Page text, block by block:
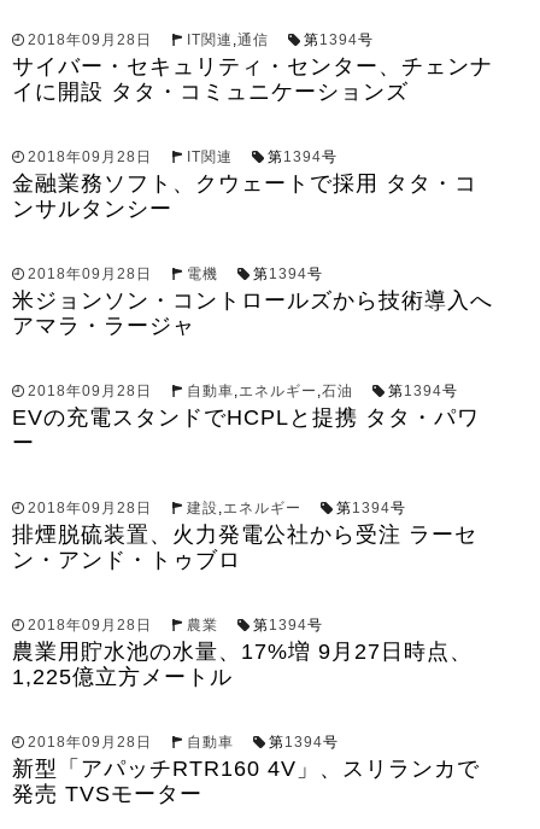
2018年09月28日 IT関連 ,通信 第1394号
サイバー・セキュリティ・センター、チェンナ
イに開設 タタ・コミュニケーションズ
2018年09月28日 IT関連 第1394号
金融業務ソフト、クウェートで採用 タタ・コ
ンサルタンシー
2018年09月28日 電機 第1394号
米ジョンソン・コントロールズから技術導入へ
アマラ・ラージャ
2018年09月28日 自動車,エネルギー ,石油 第1394号
EVの充電スタンドでHCPLと提携 タタ・パワ
ー
2018年09月28日 建設 ,エネルギー 第1394号
排煙脱硫装置、火力発電公社から受注 ラーセ
ン・アンド・トゥブロ
2018年09月28日 農業 第1394号
農業用貯水池の水量、17%増 9月27日時点、
1,225億立方メートル
2018年09月28日 自動車 第1394号
新型「アパッチRTR160 4V」、スリランカで
発売 TVSモーター